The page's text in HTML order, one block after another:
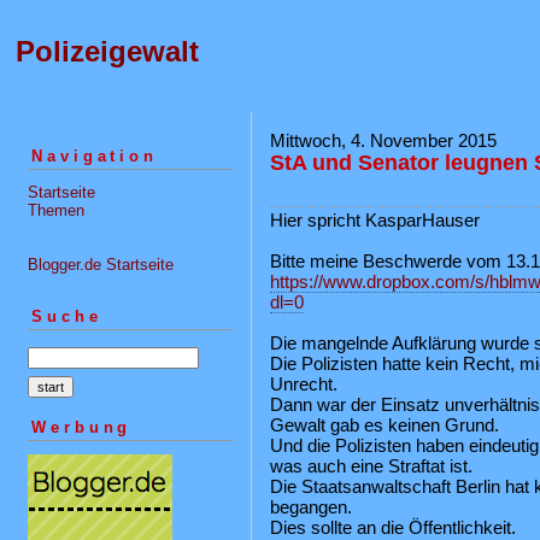
Polizeigewalt
Navigation
Startseite
Themen
Blogger.de Startseite
Suche
Werbung
Mittwoch, 4. November 2015
StA und Senator leugnen
Hier spricht KasparHauser
Bitte meine Beschwerde vom
https://www.dropbox.com/s/
dl=0
Die mangelnde Aufklärung wurde
Die Polizisten hatte kein Recht,
Unrecht.
Dann war der Einsatz
Gewalt gab es keinen Grund.
Und die Polizisten haben
was auch eine Straftat ist.
Die Staatsanwaltschaft Berlin hat
begangen.
Dies sollte an die Öffentlichkeit.